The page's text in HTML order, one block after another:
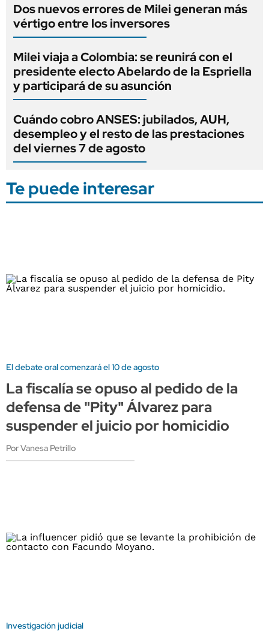
Dos nuevos errores de Milei generan más
vértigo entre los inversores
Milei viaja a Colombia: se reunirá con el
presidente electo Abelardo de la Espriella
y participará de su asunción
Cuándo cobro ANSES: jubilados, AUH,
desempleo y el resto de las prestaciones
del viernes 7 de agosto
Te puede interesar
El debate oral comenzará el 10 de agosto
La fiscalía se opuso al pedido de la
defensa de "Pity" Álvarez para
suspender el juicio por homicidio
Por Vanesa Petrillo
Investigación judicial